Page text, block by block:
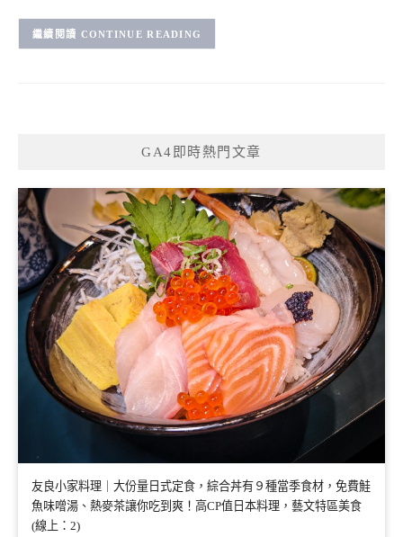
CONTINUE READING
GA4即時熱門文章
友良小家料理｜大份量日式定食，綜合丼有９種當季食材，免費鮭
魚味噌湯、熱麥茶讓你吃到爽！高CP值日本料理，藝文特區美食
(線上：2)